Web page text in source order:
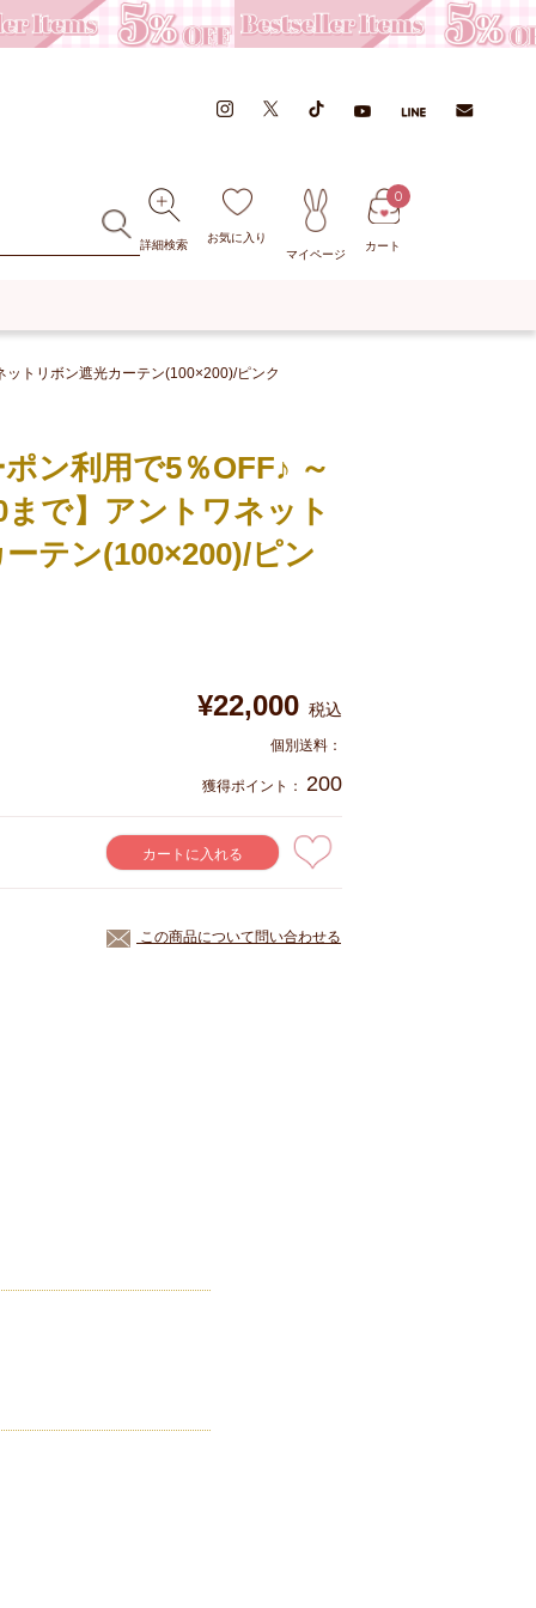
詳細検索
お気に入り
マイページ
カート
0
トリボン遮光カーテン(100×200)/ピンク
ン利用で5％OFF♪ ～
で】アントワネット
テン(100×200)/ピン
¥22,000 税込
獲得ポイント： 200
カートに入れる
この商品について問い合わせる